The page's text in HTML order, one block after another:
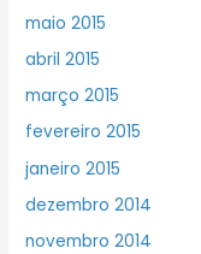
maio 2015
abril 2015
março 2015
fevereiro 2015
janeiro 2015
dezembro 2014
novembro 2014